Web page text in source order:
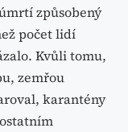
způsobený
počet lidí
Kvůli tomu,
zemřou
karantény